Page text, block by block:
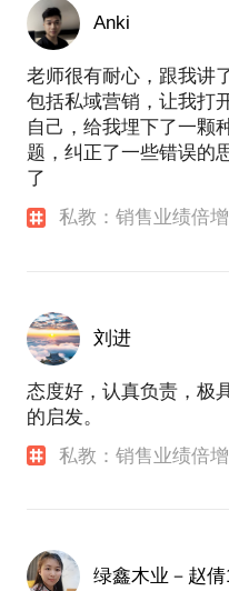
Anki
老师很有耐心，跟我讲
包括私域营销，让我打
自己，给我埋下了一颗
题，纠正了一些错误的
了
私教：销售业绩倍
刘进
态度好，认真负责，极
的启发。
私教：销售业绩倍
绿鑫木业－赵倩